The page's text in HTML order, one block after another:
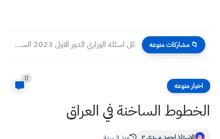
📁 مشاركات منوعه كل اسئلة الوزاري الدور الاول 2023 السادس الادبي
اخبار منوعه
0
الخطوط الساخنة في العراق